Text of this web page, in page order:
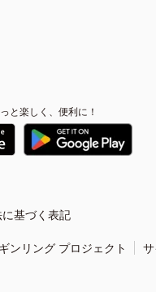
と楽しく、便利に！
基づく表記
ンリング プロジェクト